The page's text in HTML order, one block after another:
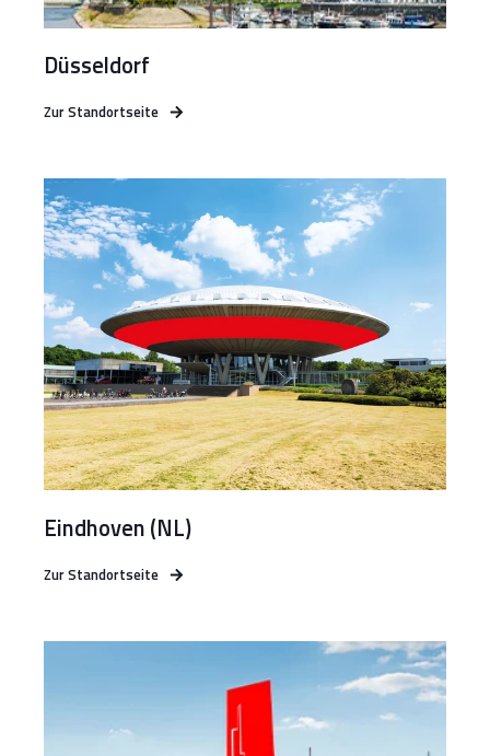
Düsseldorf
Zur Standortseite
Eindhoven (NL)
Zur Standortseite